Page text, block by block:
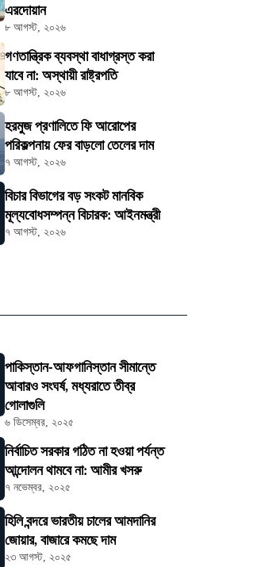
এরদোয়ান
৮ আগস্ট, ২০২৬
গণতান্ত্রিক ব্যবস্থা বাধাগ্রস্ত করা
যাবে না: অস্থায়ী রাষ্ট্রপতি
৮ আগস্ট, ২০২৬
হরমুজ প্রণালিতে ফি আরোপের
পরিকল্পনায় ফের বাড়লো তেলের দাম
৭ আগস্ট, ২০২৬
বিচার বিভাগের বড় সংকট মানবিক
মূল্যবোধসম্পন্ন বিচারক: আইনমন্ত্রী
৭ আগস্ট, ২০২৬
পাকিস্তান-আফগানিস্তান সীমান্তে
আবারও সংঘর্ষ, মধ্যরাতে তীব্র
গোলাগুলি
৬ ডিসেম্বর, ২০২৫
নির্বাচিত সরকার গঠিত না হওয়া পর্যন্ত
আন্দোলন থামবে না: আমীর খসরু
৭ নভেম্বর, ২০২৫
হিলি বন্দরে ভারতীয় চালের আমদানির
জোয়ার, বাজারে কমছে দাম
২৩ আগস্ট, ২০২৫